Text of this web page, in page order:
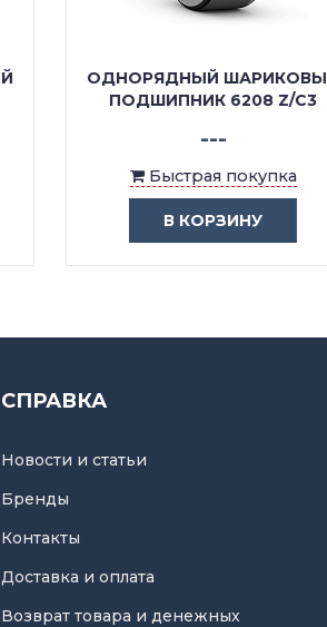
ОДНОРЯДНЫЙ ШАРИКОВЫЙ
ПОДШИПНИК 6208 Z/C3
Быстрая покупка
В КОРЗИНУ
СПРАВКА
Новости и статьи
Бренды
Контакты
Доставка и оплата
Возврат товара и денежных